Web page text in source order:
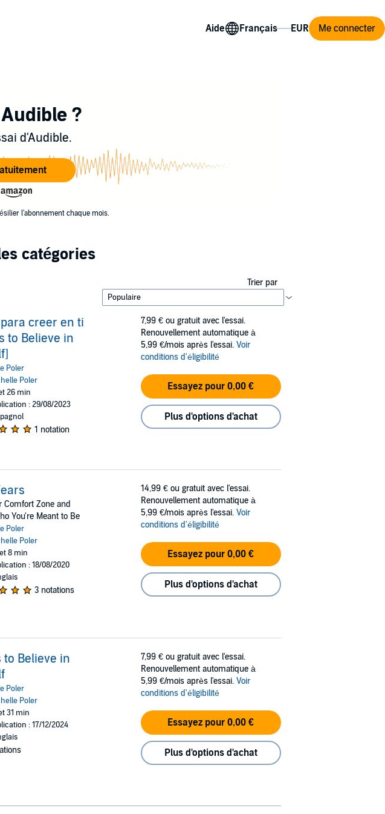
Aide Me connecter
?
d'Audible.
l'abonnement chaque mois.
catégories
Trier par
creer en ti
to Believe in
Poler
Poler
26 min
: 29/08/2023
1 notation
7,99 € ou gratuit avec l'essai.
Renouvellement automatique à
5,99 €/mois après l'essai. Voir
conditions d'éligibilité
Essayez pour 0,00 €
Plus d'options d'achat
Comfort Zone and
You're Meant to Be
Poler
Poler
8 min
: 18/08/2020
3 notations
14,99 € ou gratuit avec l'essai.
Renouvellement automatique à
5,99 €/mois après l'essai. Voir
conditions d'éligibilité
Essayez pour 0,00 €
Plus d'options d'achat
to Believe in
Poler
Poler
31 min
: 17/12/2024
7,99 € ou gratuit avec l'essai.
Renouvellement automatique à
5,99 €/mois après l'essai. Voir
conditions d'éligibilité
Essayez pour 0,00 €
Plus d'options d'achat